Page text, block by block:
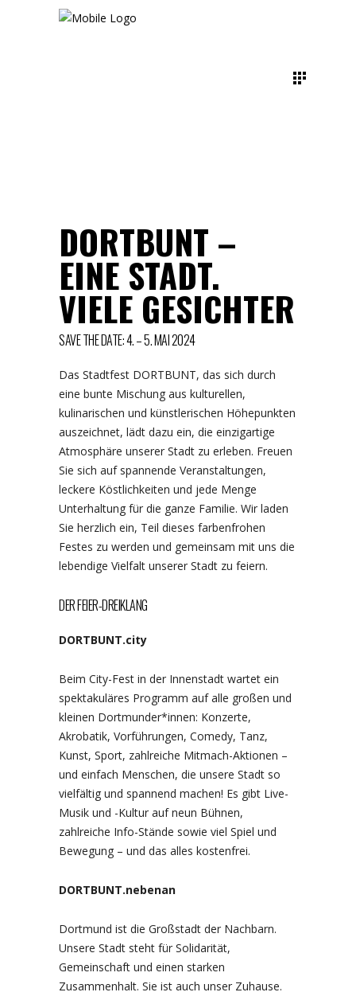
DORTBUNT –
EINE STADT.
VIELE GESICHTER
SAVE THE DATE: 4. – 5. MAI 2024
Das Stadtfest DORTBUNT, das sich durch
eine bunte Mischung aus kulturellen,
kulinarischen und künstlerischen Höhepunkten
auszeichnet, lädt dazu ein, die einzigartige
Atmosphäre unserer Stadt zu erleben. Freuen
Sie sich auf spannende Veranstaltungen,
leckere Köstlichkeiten und jede Menge
Unterhaltung für die ganze Familie. Wir laden
Sie herzlich ein, Teil dieses farbenfrohen
Festes zu werden und gemeinsam mit uns die
lebendige Vielfalt unserer Stadt zu feiern.
DER FEIER-DREIKLANG
DORTBUNT.city
Beim City-Fest in der Innenstadt wartet ein
spektakuläres Programm auf alle großen und
kleinen Dortmunder*innen: Konzerte,
Akrobatik, Vorführungen, Comedy, Tanz,
Kunst, Sport, zahlreiche Mitmach-Aktionen –
und einfach Menschen, die unsere Stadt so
vielfältig und spannend machen! Es gibt Live-
Musik und -Kultur auf neun Bühnen,
zahlreiche Info-Stände sowie viel Spiel und
Bewegung – und das alles kostenfrei.
DORTBUNT.nebenan
Dortmund ist die Großstadt der Nachbarn.
Unsere Stadt steht für Solidarität,
Gemeinschaft und einen starken
Zusammenhalt. Sie ist auch unser Zuhause.